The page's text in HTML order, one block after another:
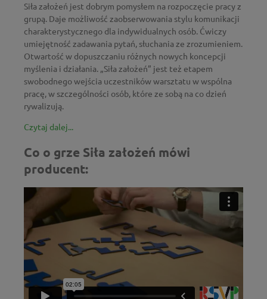
Siła założeń jest dobrym pomysłem na rozpoczęcie pracy z
grupą. Daje możliwość zaobserwowania stylu komunikacji
charakterystycznego dla indywidualnych osób. Ćwiczy
umiejętność zadawania pytań, słuchania ze zrozumieniem.
Otwartość w dopuszczaniu różnych nowych koncepcji
myślenia i działania. „Siła założeń” jest też etapem
swobodnego wejścia uczestników warsztatu w wspólna
pracę, w szczególności osób, które ze sobą na co dzień
rywalizują.
Czytaj dalej...
Co o grze Siła założeń mówi
producent: